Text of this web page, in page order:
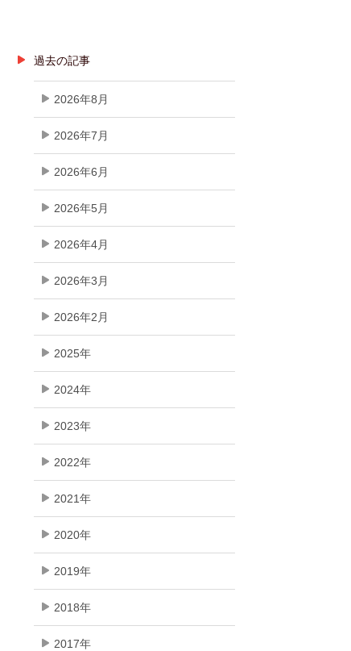
過去の記事
2026年8月
2026年7月
2026年6月
2026年5月
2026年4月
2026年3月
2026年2月
2025年
2024年
2023年
2022年
2021年
2020年
2019年
2018年
2017年